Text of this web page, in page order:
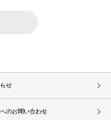
せ
のお問い合わせ